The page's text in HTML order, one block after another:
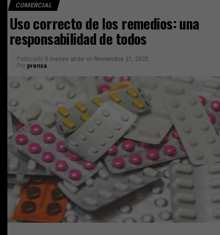
COMERCIAL
Uso correcto de los remedios: una
responsabilidad de todos
Publicado 9 meses atrás en Noviembre 21, 2025
Por prensa